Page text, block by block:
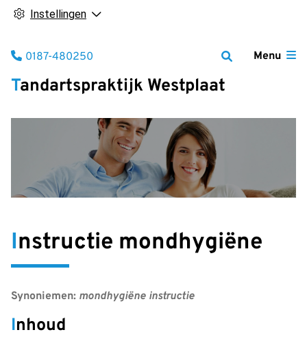
Instellingen
Tandartspraktijk Westplaat
Menu
Tel:
0187-480250
Instructie mondhygiëne
Synoniemen: mondhygiëne instructie
Inhoud